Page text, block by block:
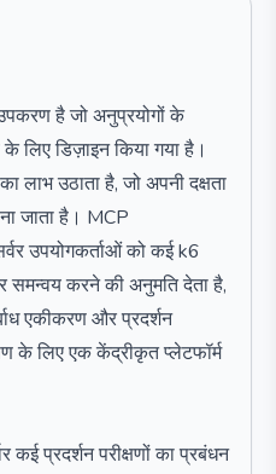
है जो अनुप्रयोगों के
के लिए डिज़ाइन किया गया है।
लाभ उठाता है, जो अपनी दक्षता
जाता है। MCP
उपयोगकर्ताओं को कई k6
समन्वय करने की अनुमति देता है,
एकीकरण और प्रदर्शन
के लिए एक केंद्रीकृत प्लेटफॉर्म
प्रदर्शन परीक्षणों का प्रबंधन